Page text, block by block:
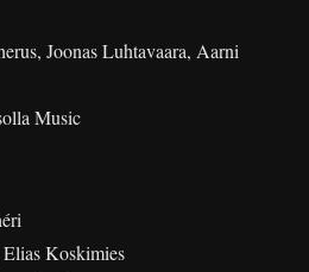
Joonas Luhtavaara, Aarni
Music
Koskimies